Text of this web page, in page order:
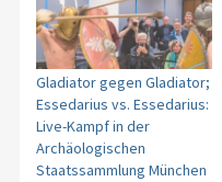
Gladiator gegen Gladiator;
Essedarius vs. Essedarius:
Live-Kampf in der
Archäologischen
Staatssammlung München